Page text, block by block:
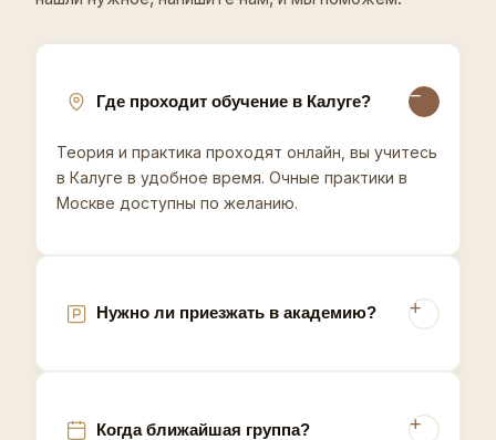
Где проходит обучение в Калуге?
Теория и практика проходят онлайн, вы учитесь
в Калуге в удобное время. Очные практики в
Москве доступны по желанию.
Нужно ли приезжать в академию?
Когда ближайшая группа?
температуру, работу с чувствительными зонами и
Запишитесь на консультацию - подберём формат
Калуга находится в зоне относительно доступного
расстояния от Москвы, из-за чего часть клиентов
сравнивает местные цены на восковую депиляцию